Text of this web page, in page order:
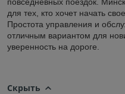
для тех, кто хочет начать
Простота управления и
отличным вариантом для
уверенность на дороге.
Скрыть